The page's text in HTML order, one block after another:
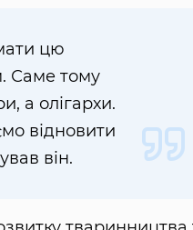
цю
Саме тому
а олігархи.
відновити
він.